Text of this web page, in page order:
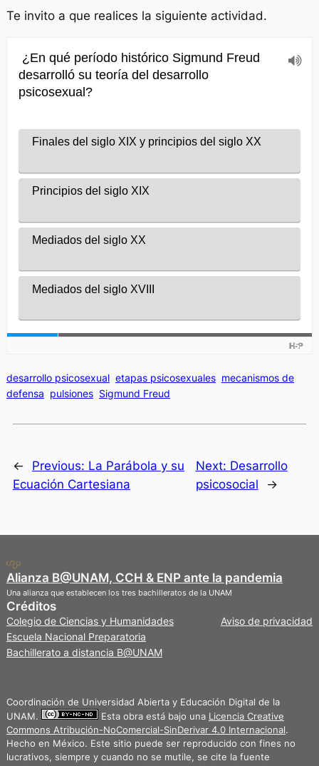
Te invito a que realices la siguiente actividad.
desarrollo psicosexual etapas psicosexuales mecanismos de
defensa pulsiones Sigmund Freud
← Previous: La Parábola y su
Ecuación Cartesiana
Next: Desarrollo
psicosocial
→
Alianza B@UNAM, CCH & ENP ante la pandemia
Una alianza que establecen los tres bachilleratos de la UNAM
Créditos
Colegio de Ciencias y Humanidades
Escuela Nacional Preparatoria
Bachillerato a distancia B@UNAM
Aviso de privacidad
Coordinación de Universidad Abierta y Educación Digital de la
UNAM.
Esta obra está bajo una Licencia Creative
Commons Atribución-NoComercial-SinDerivar 4.0 Internacional.
Hecho en México. Este sitio puede ser reproducido con fines no
lucrativos, siempre y cuando no se mutile, se cite la fuente